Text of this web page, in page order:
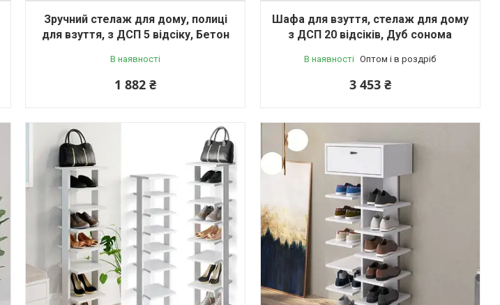
Зручний стелаж для дому, полиці
для взуття, з ДСП 5 відсіку, Бетон
В наявності
1 882 ₴
Шафа для взуття, стелаж для дому
з ДСП 20 відсіків, Дуб сонома
В наявності Оптом і в роздріб
3 453 ₴